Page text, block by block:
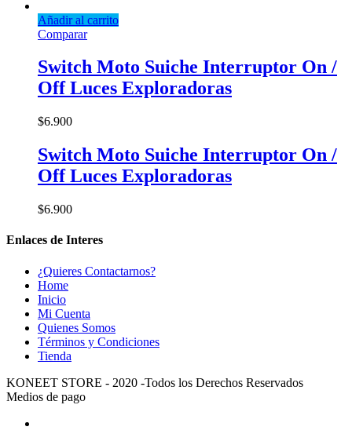
Añadir al carrito
Comparar
Switch Moto Suiche Interruptor On /
Off Luces Exploradoras
$6.900
Switch Moto Suiche Interruptor On /
Off Luces Exploradoras
$6.900
Enlaces de Interes
¿Quieres Contactarnos?
Home
Inicio
Mi Cuenta
Quienes Somos
Términos y Condiciones
Tienda
KONEET STORE - 2020 -Todos los Derechos Reservados
Medios de pago